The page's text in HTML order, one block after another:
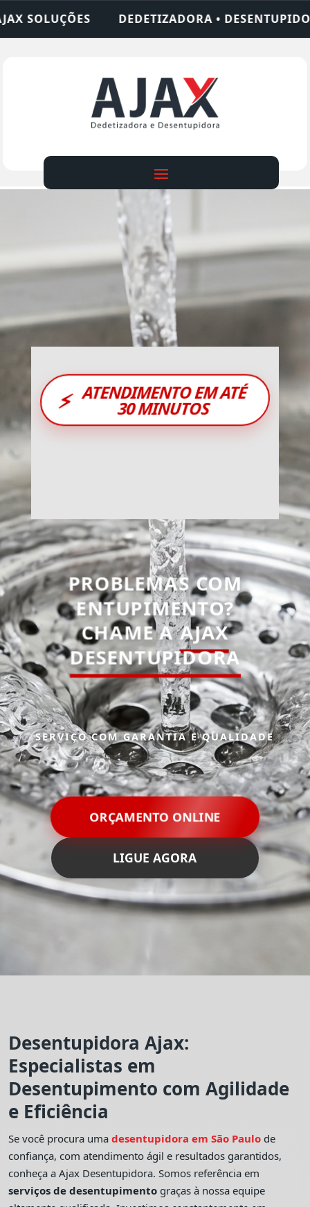
• DESENTUPIDORA • LIMPEZA DE FOSSA
⚡ ATENDIMENTO EM ATÉ
30 MINUTOS
PROBLEMAS COM
ENTUPIMENTO?
CHAME AAJAX
DESENTUPIDORA
SERVIÇO COM GARANTIA E QUALIDADE
ORÇAMENTO ONLINE
LIGUE AGORA
Desentupidora Ajax:
Especialistas em
Desentupimento com Agilidade
e Eficiência
Se você procura umadesentupidora em São Paulo de
confiança, com atendimento ágil e resultados garantidos,
conheça a Ajax Desentupidora. Somos referência em
serviços de desentupimento graças à nossa equipe